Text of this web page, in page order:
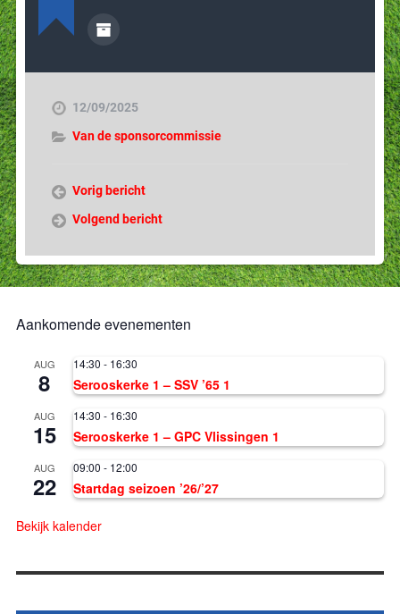
12/09/2025
Van de sponsorcommissie
Vorig bericht
Volgend bericht
Aankomende evenementen
AUG
8
14:30 - 16:30
Serooskerke 1 – SSV ’65 1
AUG
15
14:30 - 16:30
Serooskerke 1 – GPC Vlissingen 1
AUG
22
09:00 - 12:00
Startdag seizoen ’26/’27
Bekijk kalender